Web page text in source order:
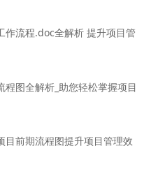
作流程.doc全解析 提升项目管
程图全解析_助您轻松掌握项目
目前期流程图提升项目管理效